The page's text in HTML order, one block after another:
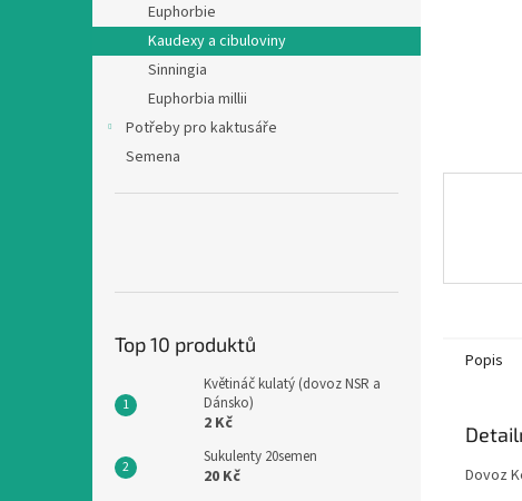
l
Euphorbie
Kaudexy a cibuloviny
Sinningia
Euphorbia millii
Potřeby pro kaktusáře
Semena
Top 10 produktů
Květináč kulatý (dovoz NSR a
Dánsko)
2 Kč
Sukulenty 20semen
20 Kč
Popis
Dovoz